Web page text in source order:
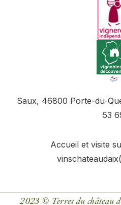
Saux, 46800 Porte-du-
53
Accueil et visite
2023 © Terres du